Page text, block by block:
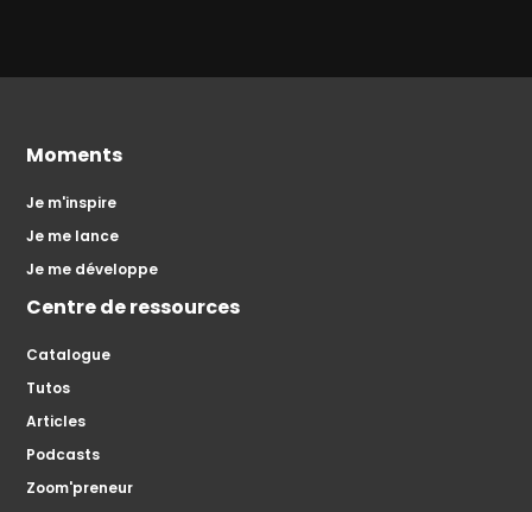
Moments
Je m'inspire
Je me lance
Je me développe
Centre de ressources
Catalogue
Tutos
Articles
Podcasts
Zoom'preneur